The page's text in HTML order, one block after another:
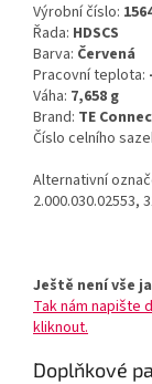
Výrobní číslo:
Řada: HDSCS
Barva: Červená
Pracovní teplota:
Váha: 7,658 g
Brand: TE
Číslo celního
Alternativní
2.000.030.02553,
Ještě není vše
Tak nám napište
kliknout.
Doplňkové